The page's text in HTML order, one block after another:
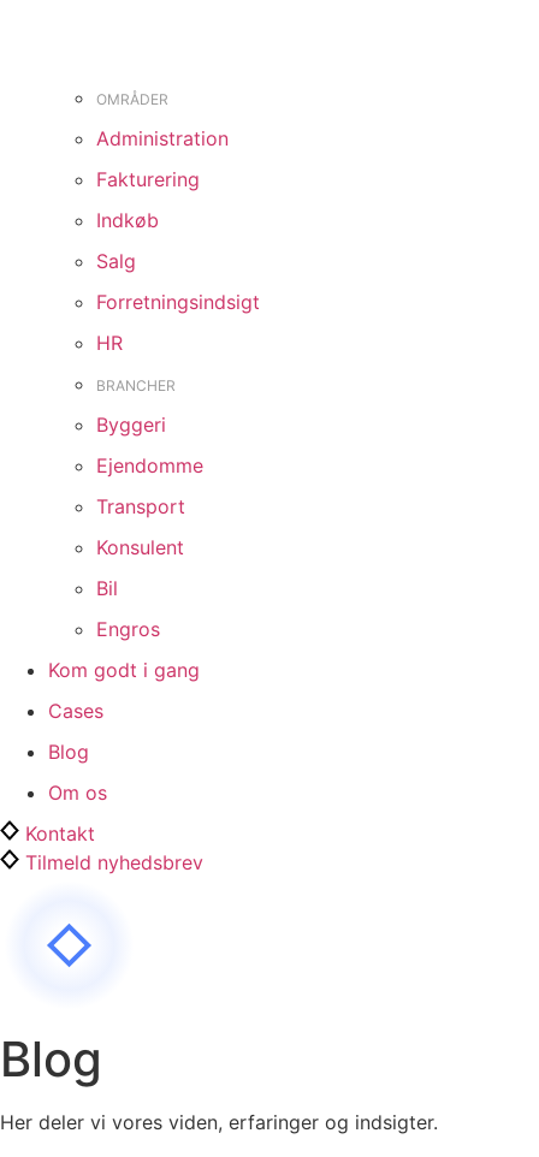
OMRÅDER
Administration
Fakturering
Indkøb
Salg
Forretningsindsigt
HR
BRANCHER
Byggeri
Ejendomme
Transport
Konsulent
Bil
Engros
Kom godt i gang
Cases
Blog
Om os
Kontakt
Tilmeld nyhedsbrev
Blog
Her deler vi vores viden, erfaringer og indsigter.